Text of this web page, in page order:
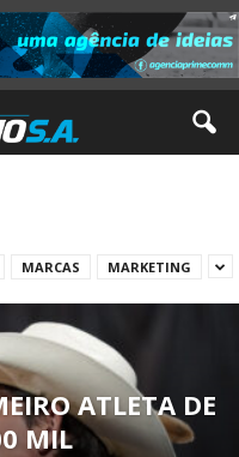
MARCAS MARKETING
ATLETA DE
MIL